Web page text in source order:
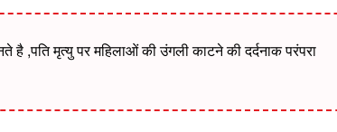
है ,पति मृत्यु पर महिलाओं की उंगली काटने की दर्दनाक परंपरा